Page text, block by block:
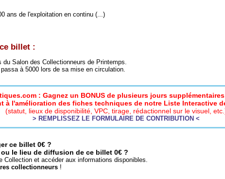
ans de l'exploitation en continu (...)
billet :
Salon des Collectionneurs de Printemps.
à 5000 lors de sa mise en circulation.
: Gagnez un BONUS de plusieurs jours
à l'amélioration des fiches techniques de notre Liste Interactive
(statut, lieux de disponibilité, VPC, tirage, rédactionnel sur le visuel,
> REMPLISSEZ LE FORMULAIRE DE CONTRIBUTION <
ce billet 0€ ?
le lieu de diffusion de ce billet 0€ ?
Collection et accéder aux informations disponibles.
collectionneurs !